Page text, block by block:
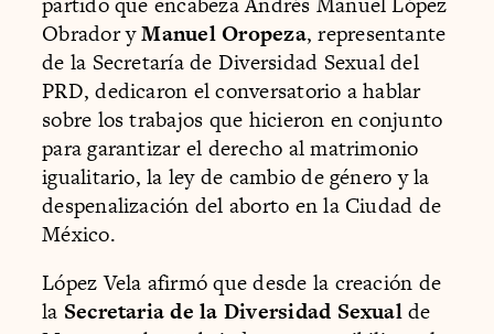
Obrador yManuel Oropeza, representante
de la Secretaría de Diversidad Sexual del
PRD, dedicaron el conversatorio a hablar
sobre los trabajos que hicieron en conjunto
para garantizar el derecho al matrimonio
igualitario, la ley de cambio de género y la
despenalización del aborto en la Ciudad de
México.
López Vela afirmó que desde la creación de
la Secretaria de la Diversidad Sexualde